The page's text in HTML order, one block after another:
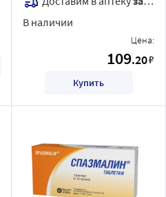
В наличии
Цена:
109.20₽
Купить